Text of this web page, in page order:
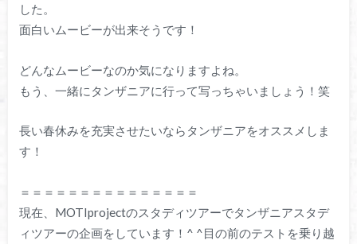
した。
面白いムービーが出来そうです！
どんなムービーなのか気になりますよね。
もう、一緒にタンザニアに行って写っちゃいましょう！笑
長い春休みを充実させたいならタンザニアをオススメしま
す！
＝＝＝＝＝＝＝＝＝＝＝＝＝＝＝
現在、MOTIprojectのスタディツアーでタンザニアスタデ
ィツアーの企画をしています！^ ^目の前のテストを乗り越